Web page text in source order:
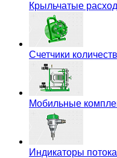
Крыльчатые
Счетчики
Мобильные
Индикаторы